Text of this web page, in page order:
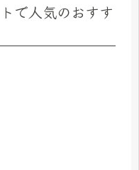
で人気のおすす